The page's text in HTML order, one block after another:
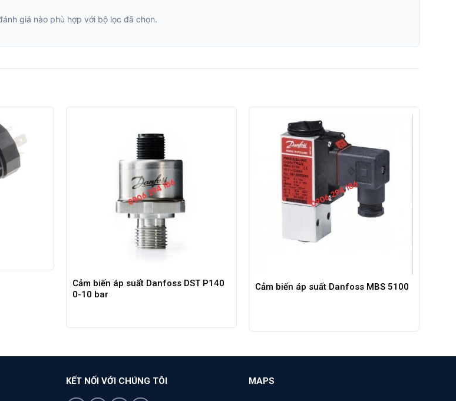
giá nào phù hợp với bộ lọc đã chọn.
Cảm biến áp suất Danfoss DST P140
0-10 bar
Cảm biến áp suất Danfoss MBS 5100
KẾT NỐI VỚI CHÚNG TÔI MAPS